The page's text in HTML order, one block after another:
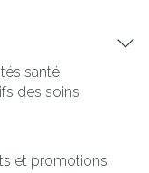
santé
des soins
et promotions